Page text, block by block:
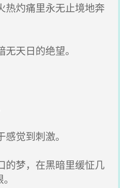
灼痛里永无止境地奔
天日的绝望。
觉到刺激。
梦，在黑暗里缓怔几